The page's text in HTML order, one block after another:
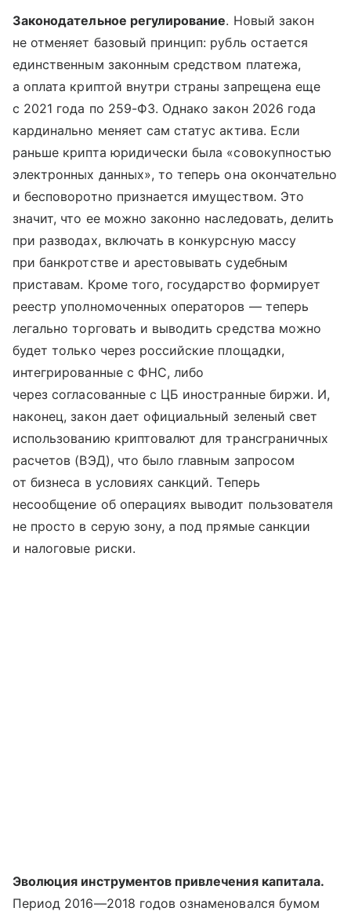
Законодательное регулирование. Новый закон
не отменяет базовый принцип: рубль остается
единственным законным средством платежа,
а оплата криптой внутри страны запрещена еще
с 2021 года по 259-ФЗ. Однако закон 2026 года
кардинально меняет сам статус актива. Если
раньше крипта юридически была «совокупностью
электронных данных», то теперь она окончательно
и бесповоротно признается имуществом. Это
значит, что ее можно законно наследовать, делить
при разводах, включать в конкурсную массу
при банкротстве и арестовывать судебным
приставам. Кроме того, государство формирует
реестр уполномоченных операторов — теперь
легально торговать и выводить средства можно
будет только через российские площадки,
интегрированные с ФНС, либо
через согласованные с ЦБ иностранные биржи. И,
наконец, закон дает официальный зеленый свет
использованию криптовалют для трансграничных
расчетов (ВЭД), что было главным запросом
от бизнеса в условиях санкций. Теперь
несообщение об операциях выводит пользователя
не просто в серую зону, а под прямые санкции
и налоговые риски.
Эволюция инструментов привлечения капитала.
Период 2016—2018 годов ознаменовался бумом